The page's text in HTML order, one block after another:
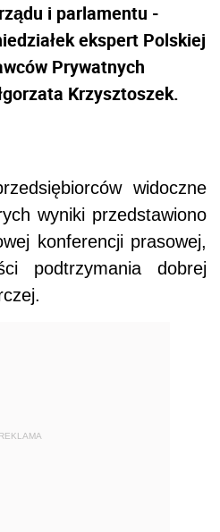
i parlamentu -
ekspert Polskiej
Prywatnych
Krzysztoszek.
widoczne
wyniki przedstawiono
konferencji prasowej,
podtrzymania dobrej
REKLAMA